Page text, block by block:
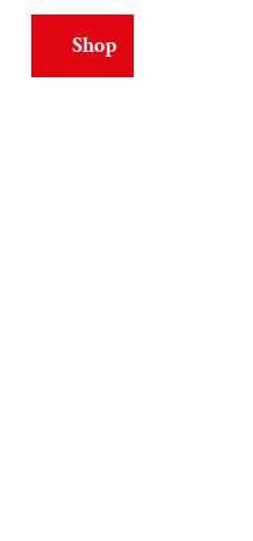
WebcamsShop